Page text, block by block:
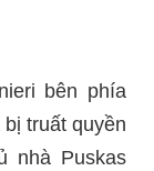
bên phía
truất quyền
nhà Puskas